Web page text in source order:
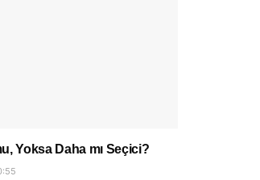
Yoksa Daha mı Seçici?